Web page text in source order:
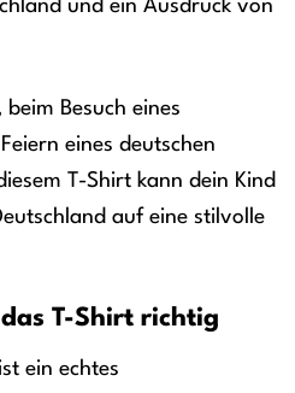
und ein Ausdruck von
Besuch eines
eines deutschen
T-Shirt kann dein Kind
auf eine stilvolle
T-Shirt richtig
ein echtes